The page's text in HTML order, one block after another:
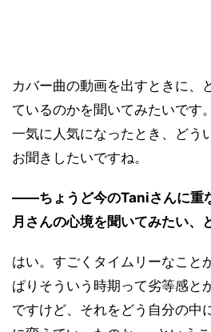
カバー曲の動画を出すときに、
ているのかを聞いてみたいです
一気に人気になったとき、どう
お聞きしたいですね。
――ちょうど今のTaniさんに重
月さんの心境を聞いてみたい、
はい。すごくタイムリーなこと
ぱりそういう時期って劣等感と
ですけど、それをどう自分の中